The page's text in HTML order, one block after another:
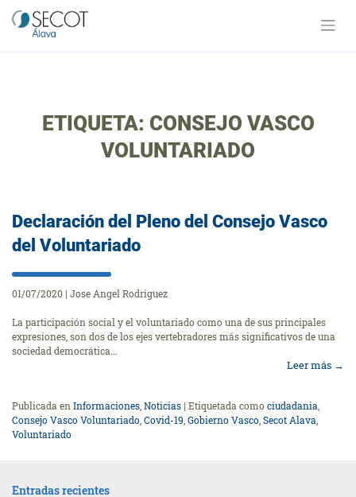
contenido
ETIQUETA: CONSEJO VASCO
VOLUNTARIADO
Declaración del Pleno del Consejo Vasco
del Voluntariado
01/07/2020 | Jose Angel Rodriguez
La participación social y el voluntariado como una de sus principales
expresiones, son dos de los ejes vertebradores más significativos de una
sociedad democrática...
Leer más →
Publicada en Informaciones Noticias | Etiquetada como ciudadania
Consejo Vasco Voluntariado Covid-19 Gobierno Vasco Secot Alava
Voluntariado
Entradas recientes